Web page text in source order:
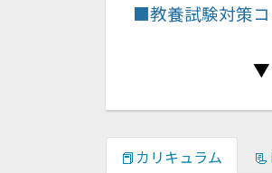
■教養試験対策
▼
📕カリキュラム